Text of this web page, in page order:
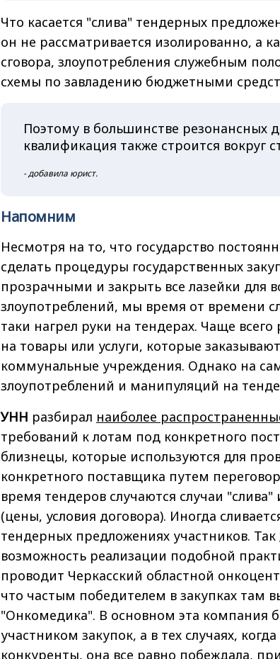
Что касается "слива" тендерных
он не рассматривается изолированно, а
сговора, злоупотребления служебным
схемы по завладению бюджетными
Поэтому в большинстве резонансных
квалификация также строится вокруг
- добавила юрист.
Напомним
Несмотря на то, что государство
сделать процедуры государственных
прозрачными и закрыть все лазейки для
злоупотреблений, мы время от времени
таки нагрел руки на тендерах. Чаще
на товары или услуги, которые
коммунальные учреждения. Однако на
злоупотреблений и манипуляций на
УНН разбирал наиболее
требований к лотам под конкретного
близнецы, которые используются для
конкретного поставщика путем
время тендеров случаются случаи
(цены, условия договора). Иногда
тендерных предложениях участников. Так
возможность реализации подобной
проводит Черкасский областной
что частым победителем в закупках там
"Онкомедика". В основном эта компания
участником закупок, а в тех случаях,
конкуренты, она все равно побеждала,